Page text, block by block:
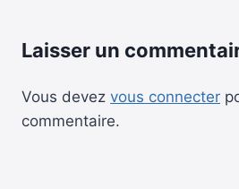
Laisser un
Vous devez vous connecter
commentaire.